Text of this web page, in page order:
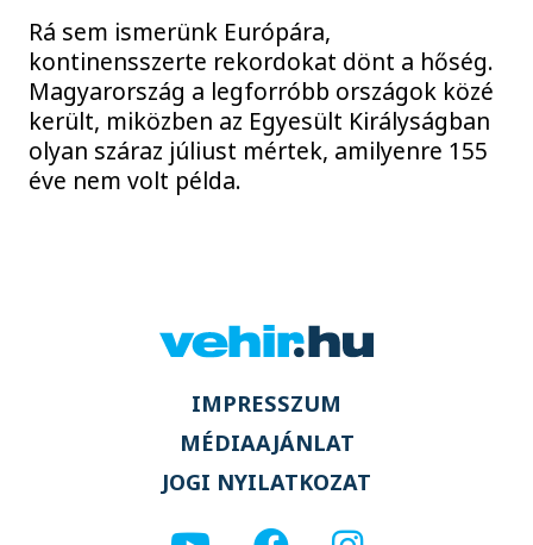
Rá sem ismerünk Európára,
kontinensszerte rekordokat dönt a hőség.
Magyarország a legforróbb országok közé
került, miközben az Egyesült Királyságban
olyan száraz júliust mértek, amilyenre 155
éve nem volt példa.
IMPRESSZUM
MÉDIAAJÁNLAT
JOGI NYILATKOZAT